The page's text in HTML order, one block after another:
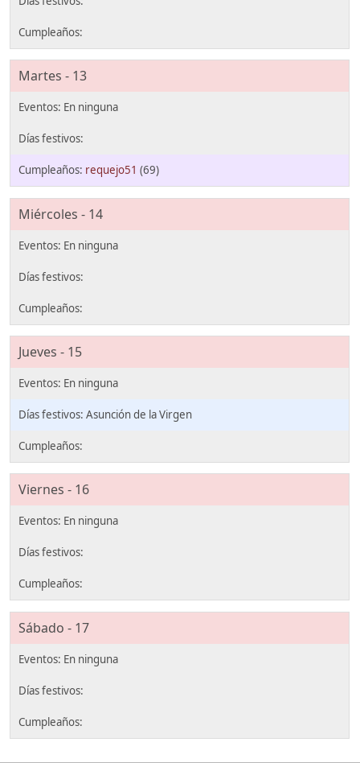
Martes - 13
requejo51 (69)
Miércoles - 14
Jueves - 15
Asunción de la Virgen
Viernes - 16
Sábado - 17